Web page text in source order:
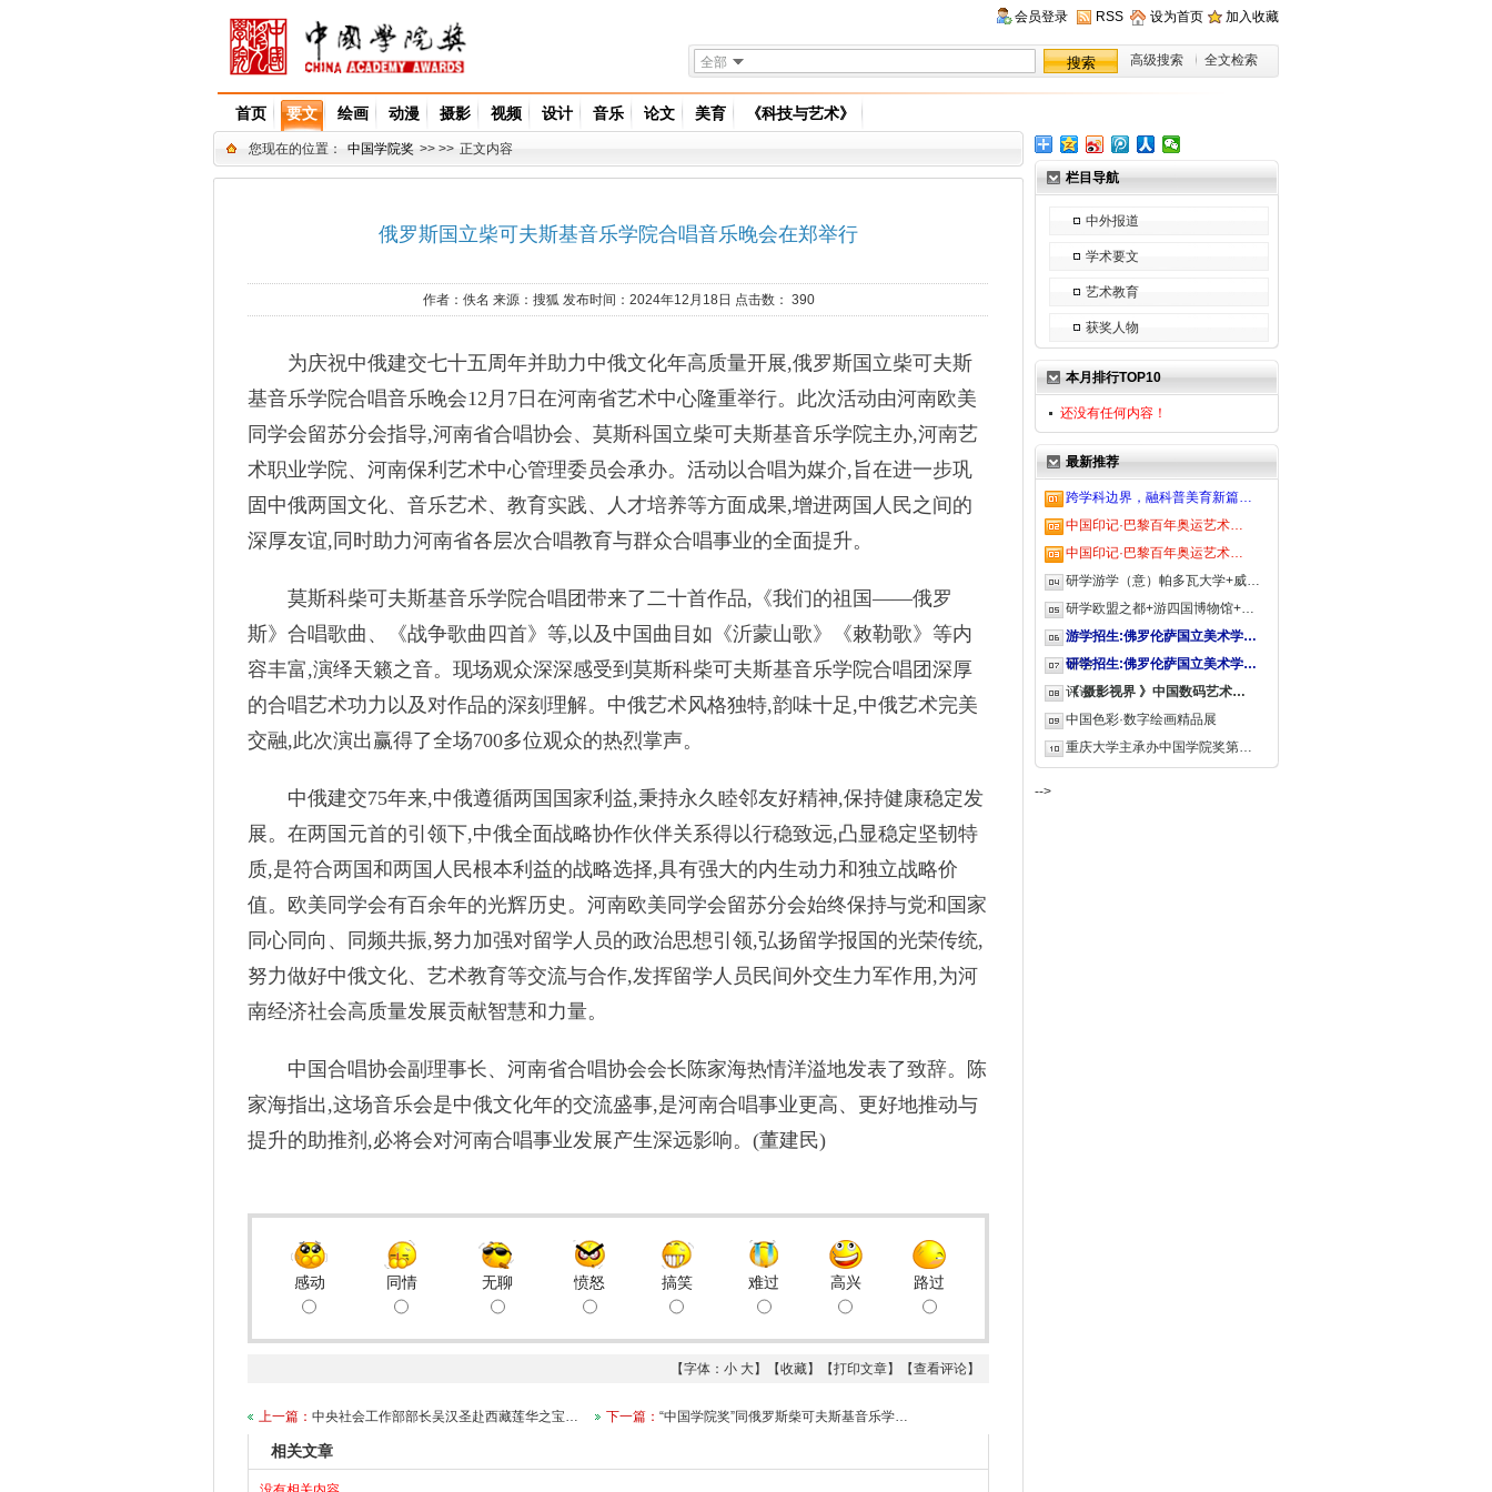
会员登录 RSS 设为首页 加入收藏
高级搜索 全文检索
全部
首页 要文 绘画 动漫 摄影 视频 设计 音乐 论文 美育 《科技与艺术》
栏目导航
中外报道
学术要文
艺术教育
获奖人物
本月排行TOP10
还没有任何内容！
最新推荐
跨学科边界，融科普美育新篇…
中国印记·巴黎百年奥运艺术…
中国印记·巴黎百年奥运艺术…
研学游学（意）帕多瓦大学+威…
研学欧盟之都+游四国博物馆+…
游学招生:佛罗伦萨国立美术学…
评论
研学招生:佛罗伦萨国立美术学…
评论
《 摄影视界 》中国数码艺术…
中国色彩·数字绘画精品展
重庆大学主承办中国学院奖第…
-->
您现在的位置： 中国学院奖 >> >> 正文内容
俄罗斯国立柴可夫斯基音乐学院合唱音乐晚会在郑举行
作者： 佚名 来源： 搜狐 发布时间：2024年12月18日 点击数： 390
为庆祝中俄建交七十五周年并助力中俄文化年高质量开展,俄罗斯国立柴可夫斯
基音乐学院合唱音乐晚会12月7日在河南省艺术中心隆重举行。此次活动由河南欧美
同学会留苏分会指导,河南省合唱协会、莫斯科国立柴可夫斯基音乐学院主办,河南艺
术职业学院、河南保利艺术中心管理委员会承办。活动以合唱为媒介,旨在进一步巩
固中俄两国文化、音乐艺术、教育实践、人才培养等方面成果,增进两国人民之间的
深厚友谊,同时助力河南省各层次合唱教育与群众合唱事业的全面提升。
莫斯科柴可夫斯基音乐学院合唱团带来了二十首作品,《我们的祖国——俄罗
斯》合唱歌曲、《战争歌曲四首》等,以及中国曲目如《沂蒙山歌》《敕勒歌》等内
容丰富,演绎天籁之音。现场观众深深感受到莫斯科柴可夫斯基音乐学院合唱团深厚
的合唱艺术功力以及对作品的深刻理解。中俄艺术风格独特,韵味十足,中俄艺术完美
交融,此次演出赢得了全场700多位观众的热烈掌声。
中俄建交75年来,中俄遵循两国国家利益,秉持永久睦邻友好精神,保持健康稳定发
展。在两国元首的引领下,中俄全面战略协作伙伴关系得以行稳致远,凸显稳定坚韧特
质,是符合两国和两国人民根本利益的战略选择,具有强大的内生动力和独立战略价
值。欧美同学会有百余年的光辉历史。河南欧美同学会留苏分会始终保持与党和国家
同心同向、同频共振,努力加强对留学人员的政治思想引领,弘扬留学报国的光荣传统,
努力做好中俄文化、艺术教育等交流与合作,发挥留学人员民间外交生力军作用,为河
南经济社会高质量发展贡献智慧和力量。
中国合唱协会副理事长、河南省合唱协会会长陈家海热情洋溢地发表了致辞。陈
家海指出,这场音乐会是中俄文化年的交流盛事,是河南合唱事业更高、更好地推动与
提升的助推剂,必将会对河南合唱事业发展产生深远影响。(董建民)
感动 同情 无聊 愤怒 搞笑 难过 高兴 路过
【字体： 小 大】【收藏】【打印文章】【查看评论】
上一篇： 中央社会工作部部长吴汉圣赴西藏莲华之宝… 下一篇： “中国学院奖”同俄罗斯柴可夫斯基音乐学…
相关文章